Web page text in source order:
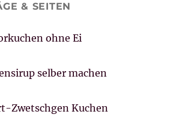
& SEITEN
ohne Ei
selber machen
Zwetschgen Kuchen